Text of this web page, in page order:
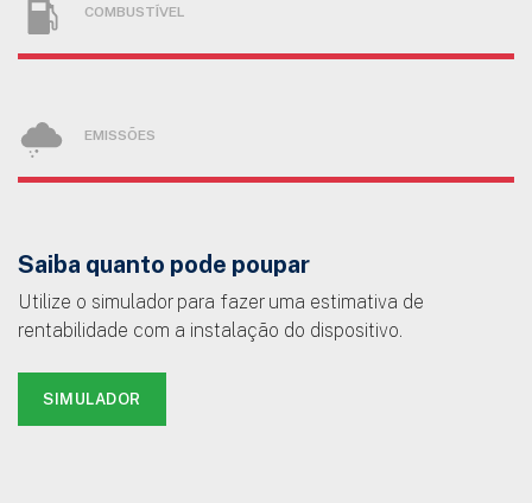
COMBUSTÍVEL
EMISSÕES
Saiba quanto pode poupar
Utilize o simulador para fazer uma estimativa de
rentabilidade com a instalação do dispositivo.
SIMULADOR